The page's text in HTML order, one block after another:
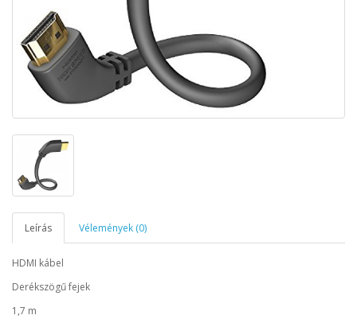
Leírás Vélemények (0)
HDMI kábel
Derékszögű fejek
1,7 m